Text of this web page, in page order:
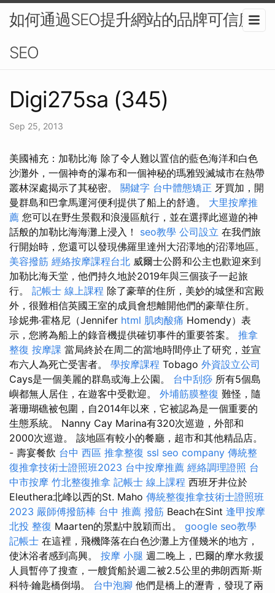
如何通過SEO提升網站的品牌可信度-
SEO
Digi275sa (345)
Sep 25, 2013
美國補充：加勒比海 除了令人難以置信的藍色海洋和白色
沙灘外，一個神奇的瀑布和一個神秘的瑪雅毀滅城市在熱帶
叢林深處揭示了其秘密。 關鍵字 台中體態矯正 牙買加，開
曼群島和巴拿馬運河便利提供了船上的舒適。 大里按摩推
薦 您可以在野生景觀和浪漫區航行，並在選擇此巡遊的神
話般的加勒比海海灘上浸入！ seo教學 公司設立 在我們旅
行開始時，您還可以發現佛羅里達州大沼澤地的沼澤地區。
美容撥筋 經絡按摩課程台北 威爾士公爵和公主也歡迎來到
加勒比海天堂，他們持久地於2019年與三個孩子一起旅
行。 記帳士 線上課程 除了豪華的住所，美妙的城堡和宮殿
外，很難相信英國王室的成員會想離開他們的豪華住所。
珍妮弗·霍格尼（Jennifer html 肌肉酸痛 Homendy）表
示，您將為船上的錄音機提供確切事件的重要答案。 推拿
整復 按摩課 當局終於在周二的當地時間停止了研究，並宣
布六人為死亡受害者。 學按摩課程 Tobago 外資設立公司
Cays是一個美麗的群島或海上公園。 台中刮痧 所有5個島
嶼都無人居住，在遊客中受歡迎。 外埔筋膜整復 難怪，隨
著珊瑚礁被包圍，自2014年以來，它被認為是一個重要的
生態系統。 Nanny Cay Marina有320次巡遊，外部和
2000次巡遊。 該地區有較小的餐廳，超市和其他精品店。
- 壽宴餐飲 台中 西區 推拿整復 ssl seo company 傳統整
復推拿技術士證照班2023 台中按摩推薦 經絡調理證照 台
中市按摩 竹北整復推拿 記帳士 線上課程 西班牙井位於
Eleuthera北峰以西的St. Maho 傳統整復推拿技術士證照班
2023 嚴師傅撥筋棒 台中 推薦 撥筋 Beach在Sint 逢甲按摩
北投 整復 Maarten的景點中脫穎而出。 google seo教學
記帳士 在這裡，飛機降落在白色沙灘上方僅幾米的地方，
使沐浴者感到高興。 按摩 小腿 週二晚上，巴爾的摩水救援
人員暫停了搜查，一艘貨船於週二被2.5公里的弗朗西斯·斯
科特·鑰匙橋倒塌。 台中泡腳 他們是橋上的瀝青，發現了兩